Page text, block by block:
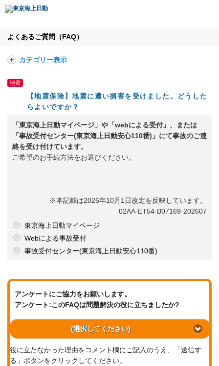
よくあるご質問（FAQ）
カテゴリー表示
地震
【地震保険】地震に遭い損害を受けました。どうした
らよいですか？
「東京海上日動マイページ」や「webによる受付」、または
「事故受付センター(東京海上日動安心110番)」にて事故のご連
絡を受け付けています。
ご希望のお手続方法をお選びください。
※本記載は2026年10月1日改定を反映しています。
02AA-ET54-B07169-202607
東京海上日動マイページ
Webによる事故受付
事故受付センター(東京海上日動安心110番)
アンケートにご協力をお願いします。
アンケート:このFAQは問題解決の役に立ちましたか?
(選択してください)
役に立たなかった理由をコメント欄にご記入のうえ、「送信す
る」ボタンをクリックしてください。